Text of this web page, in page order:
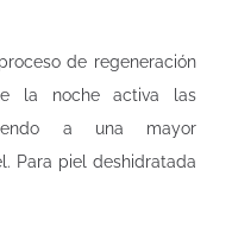
de regeneración
la noche activa las
a una mayor
Para piel deshidratada